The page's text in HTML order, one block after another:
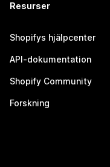
Resurser
Shopifys hjälpcenter
API-dokumentation
Shopify Community
Forskning